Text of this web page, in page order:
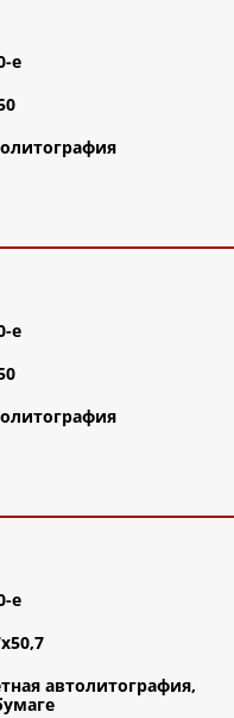
е
е
е
автолитография,